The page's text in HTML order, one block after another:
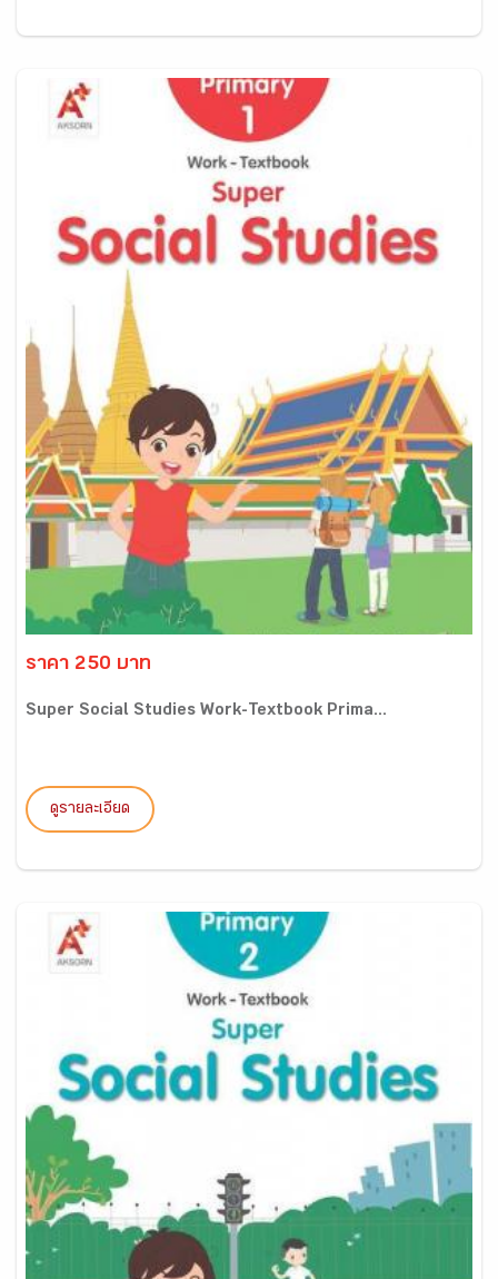
ราคา 250 บาท
Super Social Studies Work-Textbook Prima...
ดูรายละเอียด